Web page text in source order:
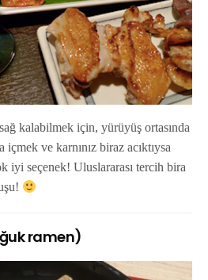
kalabilmek için, yürüyüş ortasında
ve karnınız biraz acıktıysa
iyi seçenek! Uluslararası tercih bira
ramen)